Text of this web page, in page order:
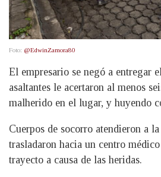
Foto: @EdwinZamora80
El empresario se negó a entregar
asaltantes le acertaron al menos
malherido en el lugar, y huyendo
Cuerpos de socorro atendieron a
trasladaron hacia un centro
trayecto a causa de las heridas.